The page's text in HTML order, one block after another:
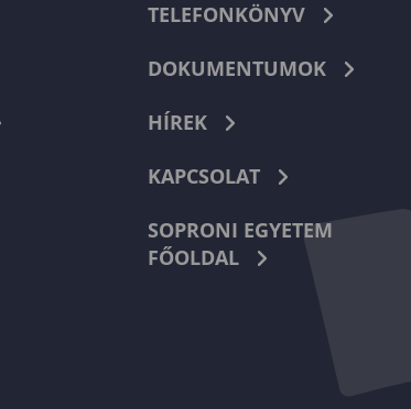
TELEFONKÖNYV
DOKUMENTUMOK
HÍREK
KAPCSOLAT
SOPRONI EGYETEM
FŐOLDAL